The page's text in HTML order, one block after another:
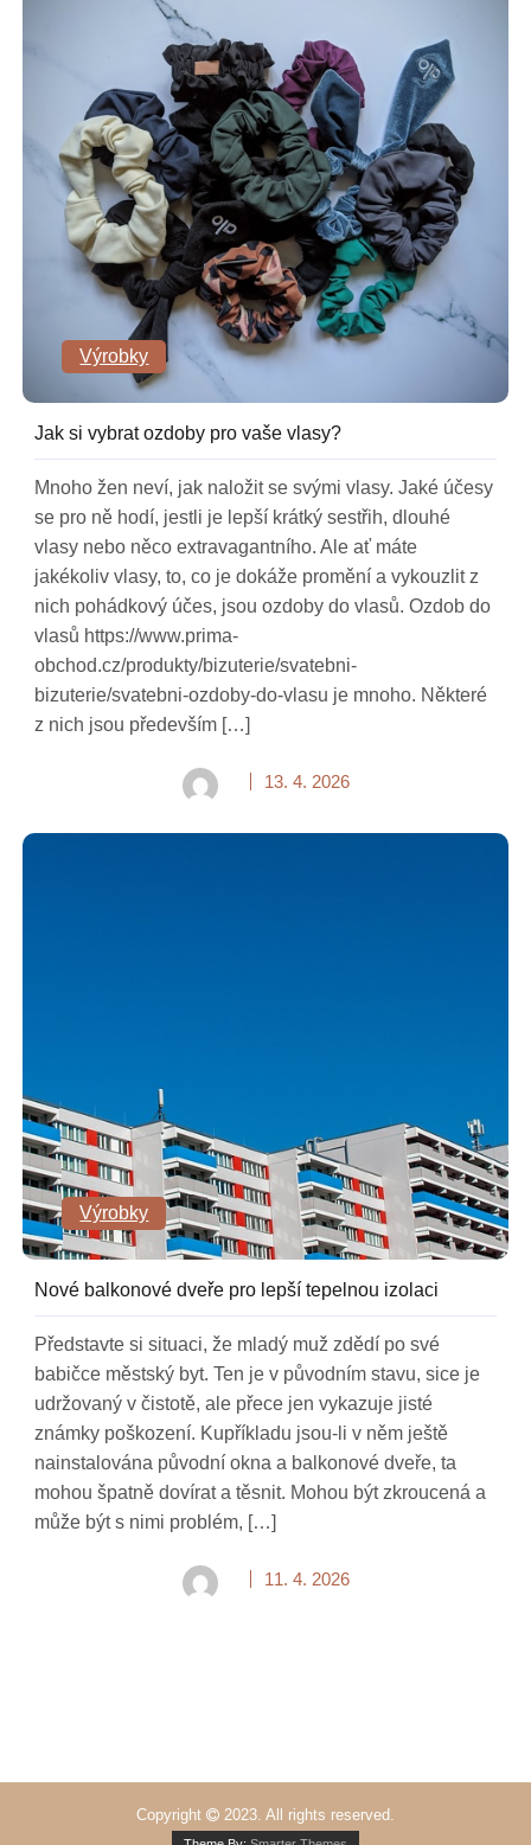
Výrobky
Jak si vybrat ozdoby pro vaše vlasy?
Mnoho žen neví, jak naložit se svými vlasy. Jaké účesy
se pro ně hodí, jestli je lepší krátký sestřih, dlouhé
vlasy nebo něco extravagantního. Ale ať máte
jakékoliv vlasy, to, co je dokáže promění a vykouzlit z
nich pohádkový účes, jsou ozdoby do vlasů. Ozdob do
vlasů https://www.prima-
obchod.cz/produkty/bizuterie/svatebni-
bizuterie/svatebni-ozdoby-do-vlasu je mnoho. Některé
z nich jsou především […]
13. 4. 2026
Výrobky
Nové balkonové dveře pro lepší tepelnou izolaci
Představte si situaci, že mladý muž zdědí po své
babičce městský byt. Ten je v původním stavu, sice je
udržovaný v čistotě, ale přece jen vykazuje jisté
známky poškození. Kupříkladu jsou-li v něm ještě
nainstalována původní okna a balkonové dveře, ta
mohou špatně dovírat a těsnit. Mohou být zkroucená a
může být s nimi problém, […]
11. 4. 2026
Copyright 2023. All rights reserved.